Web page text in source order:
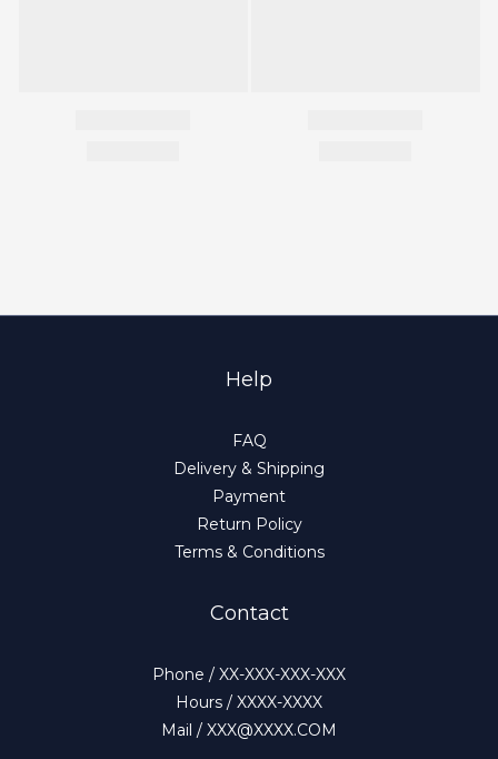
Help
FAQ
Delivery & Shipping
Payment
Return Policy
Terms & Conditions
Contact
Phone / XX-XXX-XXX-XXX
Hours / XXXX-XXXX
Mail / XXX@XXXX.COM